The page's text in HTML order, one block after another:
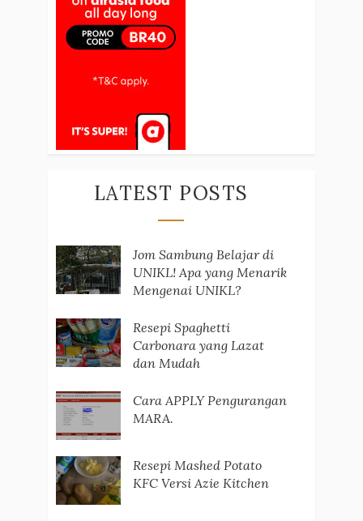
LATEST POSTS
Jom Sambung Belajar di
UNIKL! Apa yang Menarik
Mengenai UNIKL?
Resepi Spaghetti
Carbonara yang Lazat
dan Mudah
Cara APPLY Pengurangan
MARA.
Resepi Mashed Potato
KFC Versi Azie Kitchen